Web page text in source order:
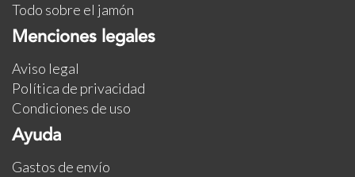
Todo sobre el jamón
Menciones legales
Aviso legal
Política de privacidad
Condiciones de uso
Ayuda
Gastos de envío